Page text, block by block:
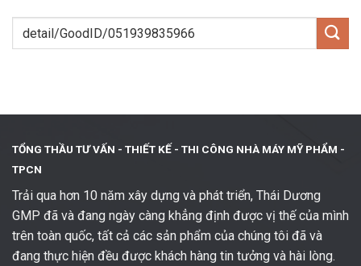
TỔNG THẦU TƯ VẤN - THIẾT KẾ - THI CÔNG NHÀ MÁY MỸ PHẨM -
TPCN
Trải qua hơn 10 năm xây dựng và phát triển, Thái Dương
GMP đã và đang ngày càng khẳng định được vị thế của mình
trên toàn quốc, tất cả các sản phẩm của chúng tôi đã và
đang thực hiện đều được khách hàng tin tưởng và hài lòng.